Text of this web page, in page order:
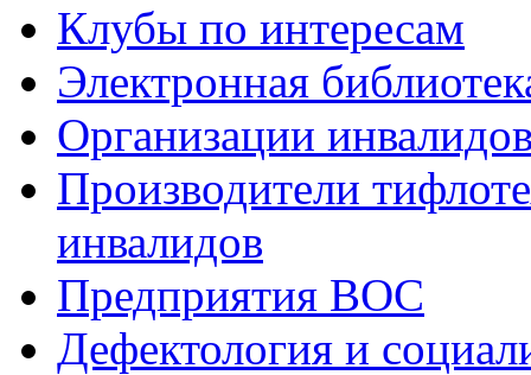
Клубы по интересам
Электронная
Организации
Производители
инвалидов
Предприятия ВОС
Дефектология и